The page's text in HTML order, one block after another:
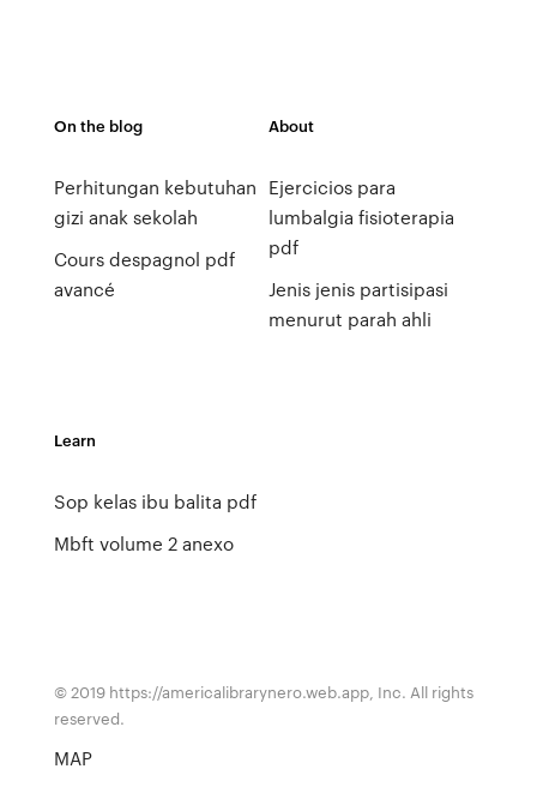
On the blog
Perhitungan kebutuhan
gizi anak sekolah
Cours despagnol pdf
avancé
About
Ejercicios para
lumbalgia fisioterapia
pdf
Jenis jenis partisipasi
menurut parah ahli
Learn
Sop kelas ibu balita pdf
Mbft volume 2 anexo
© 2019 https://americalibrarynero.web.app, Inc. All rights
reserved.
MAP